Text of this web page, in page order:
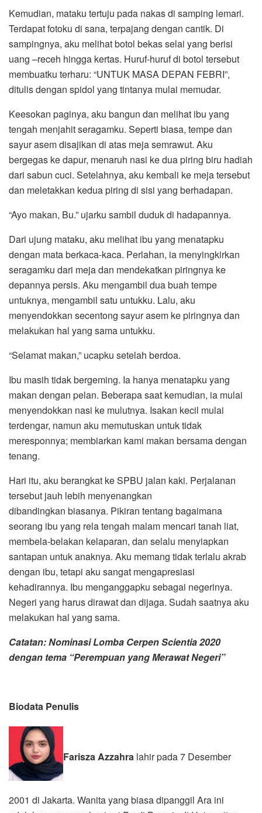
Kemudian, mataku tertuju pada nakas di samping lemari.
Terdapat fotoku di sana, terpajang dengan cantik. Di
sampingnya, aku melihat botol bekas selai yang berisi
uang –receh hingga kertas. Huruf-huruf di botol tersebut
membuatku terharu: “UNTUK MASA DEPAN FEBRI”,
ditulis dengan spidol yang tintanya mulai memudar.
Keesokan paginya, aku bangun dan melihat ibu yang
tengah menjahit seragamku. Seperti biasa, tempe dan
sayur asem disajikan di atas meja semrawut. Aku
bergegas ke dapur, menaruh nasi ke dua piring biru hadiah
dari sabun cuci. Setelahnya, aku kembali ke meja tersebut
dan meletakkan kedua piring di sisi yang berhadapan.
“Ayo makan, Bu.” ujarku sambil duduk di hadapannya.
Dari ujung mataku, aku melihat ibu yang menatapku
dengan mata berkaca-kaca. Perlahan, ia menyingkirkan
seragamku dari meja dan mendekatkan piringnya ke
depannya persis. Aku mengambil dua buah tempe
untuknya, mengambil satu untukku. Lalu, aku
menyendokkan secentong sayur asem ke piringnya dan
melakukan hal yang sama untukku.
“Selamat makan,” ucapku setelah berdoa.
Ibu masih tidak bergeming. Ia hanya menatapku yang
makan dengan pelan. Beberapa saat kemudian, ia mulai
menyendokkan nasi ke mulutnya. Isakan kecil mulai
terdengar, namun aku memutuskan untuk tidak
meresponnya; membiarkan kami makan bersama dengan
tenang.
Hari itu, aku berangkat ke SPBU jalan kaki. Perjalanan
tersebut jauh lebih menyenangkan
dibandingkan biasanya. Pikiran tentang bagaimana
seorang ibu yang rela tengah malam mencari tanah liat,
membela-belakan kelaparan, dan selalu menyiapkan
santapan untuk anaknya. Aku memang tidak terlalu akrab
dengan ibu, tetapi aku sangat mengapresiasi
kehadirannya. Ibu menganggapku sebagai negerinya.
Negeri yang harus dirawat dan dijaga. Sudah saatnya aku
melakukan hal yang sama.
Catatan: Nominasi Lomba Cerpen Scientia 2020
dengan tema “Perempuan yang Merawat Negeri”
Biodata Penulis
Farisza Azzahra lahir pada 7 Desember
2001 di Jakarta. Wanita yang biasa dipanggil Ara ini